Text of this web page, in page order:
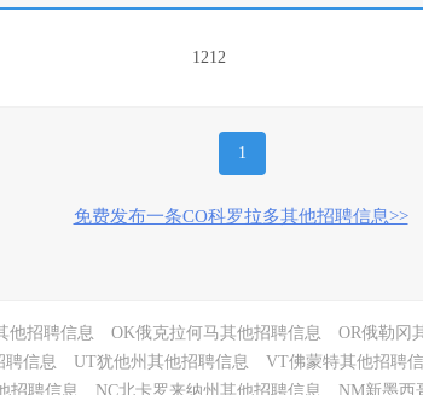
1212
1
免费发布一条CO科罗拉多其他招聘信息>>
他招聘信息 OK俄克拉何马其他招聘信息 OR俄勒冈
聘信息 UT犹他州其他招聘信息 VT佛蒙特其他招聘
招聘信息 NC北卡罗来纳州其他招聘信息 NM新墨西